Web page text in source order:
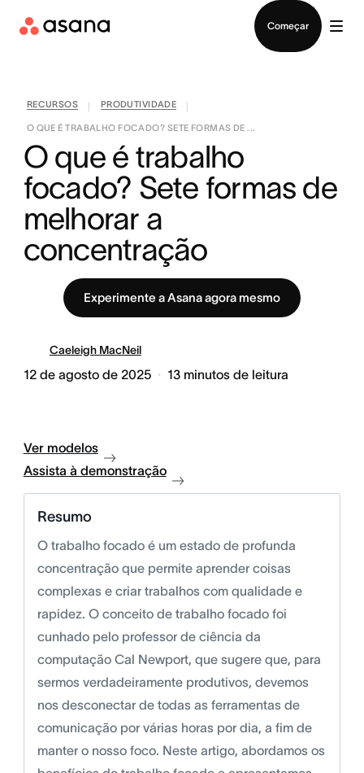
Começar
RECURSOS PRODUTIVIDADE
O QUE É TRABALHO FOCADO? SETE FORMAS DE ...
O que é trabalho
focado? Sete formas de
melhorar a
concentração
Experimente a Asana agora mesmo
Caeleigh MacNeil
12 de agosto de 2025 13 minutos de leitura
Ver modelos
Assista à demonstração
Resumo
O trabalho focado é um estado de profunda
concentração que permite aprender coisas
complexas e criar trabalhos com qualidade e
rapidez. O conceito de trabalho focado foi
cunhado pelo professor de ciência da
computação Cal Newport, que sugere que, para
sermos verdadeiramente produtivos, devemos
nos desconectar de todas as ferramentas de
comunicação por várias horas por dia, a fim de
manter o nosso foco. Neste artigo, abordamos os